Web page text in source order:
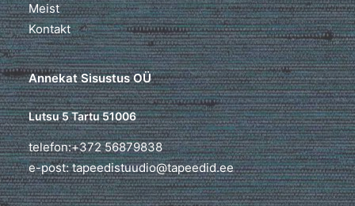
Meist
Kontakt
Annekat Sisustus OÜ
Lutsu 5 Tartu 51006
telefon:+372 56879838
e-post: tapeedistuudio@tapeedid.ee